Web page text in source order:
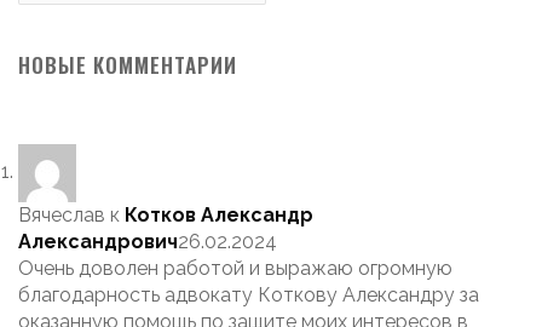
НОВЫЕ КОММЕНТАРИИ
Вячеслав к Котков Александр
Александрович26.02.2024
Очень доволен работой и выражаю огромную
благодарность адвокату Коткову Александру за
оказанную помощь по защите моих интересов в